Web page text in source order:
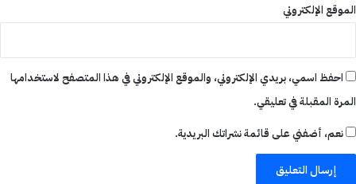
الموقع الإلكتروني
احفظ اسمي، بريدي الإلكتروني، والموقع الإلكتروني في هذا المتصفح لاستخدامها
المرة المقبلة في تعليقي.
نعم، أضفني على قائمة نشراتك البريدية.